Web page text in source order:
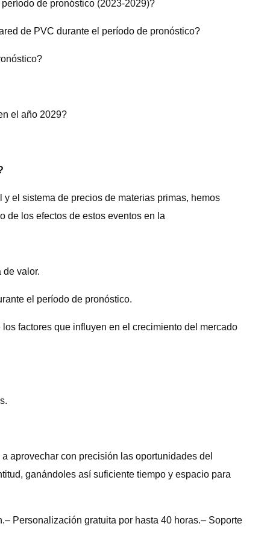
de pronóstico (2023-2029)?
de PVC durante el período de pronóstico?
el año 2029?
el sistema de precios de materias primas, hemos
de los efectos de estos eventos en la
de valor.
el período de pronóstico.
factores que influyen en el crecimiento del mercado
aprovechar con precisión las oportunidades del
ganándoles así suficiente tiempo y espacio para
Personalización gratuita por hasta 40 horas.– Soporte